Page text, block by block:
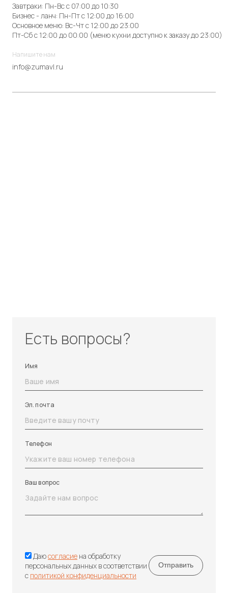
Завтраки: Пн-Вс с 07:00 до 10:30
Бизнес - ланч: Пн-Пт с 12:00 до 16:00
Основное меню: Вс-Чт с 12:00 до 23:00
Пт-Сб с 12:00 до 00:00 (меню кухни доступно к заказу до 23:00)
Напишите нам
info@zumavl.ru
Есть вопросы?
Имя
Эл. почта
Телефон
Ваш вопрос
Даюсогласие на обработку
персональных данных в соответствии
с политикой конфиденциальности